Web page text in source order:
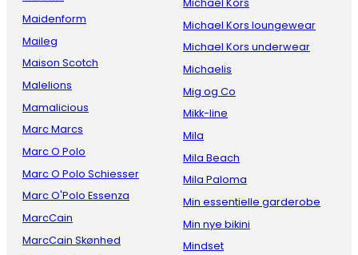
Maidenform
Maileg
Maison Scotch
Malelions
Mamalicious
Marc Marcs
Marc O Polo
Marc O Polo Schiesser
Marc O'Polo Essenza
MarcCain
MarcCain Skønhed
Michael Kors
Michael Kors loungewear
Michael Kors underwear
Michaelis
Mig og Co
Mikk-line
Mila
Mila Beach
Mila Paloma
Min essentielle garderobe
Min nye bikini
Mindset